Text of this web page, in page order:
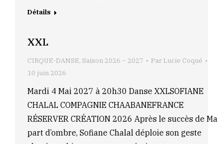
Détails
XXL
CIRQUE-DANSE, Saison 2026 – 2027 Par Lucie Coqué
10 juin 2026
Mardi 4 Mai 2027 à 20h30 Danse XXLSOFIANE
CHALAL COMPAGNIE CHAABANEFRANCE
RÉSERVER CRÉATION 2026 Après le succès de Ma
part d’ombre, Sofiane Chalal déploie son geste